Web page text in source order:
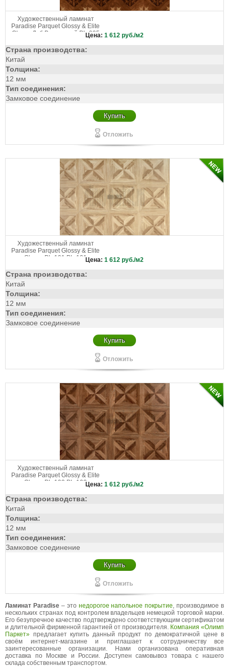
Художественный ламинат
Paradise Parquet Glossy & Elite
Glossy Дуб Ванильный PL-905
Цена: 1 612 руб./м2
Страна производства:
Китай
Толщина:
12 мм
Тип соединения:
Замковое соединение
Купить
Отложить
Художественный ламинат
Paradise Parquet Glossy & Elite
Glossy PL-101 PL-101Цена: 1 612 руб./м2
Страна производства:
Китай
Толщина:
12 мм
Тип соединения:
Замковое соединение
Купить
Отложить
Художественный ламинат
Paradise Parquet Glossy & Elite
Glossy PL-102 PL-102Цена: 1 612 руб./м2
Страна производства:
Китай
Толщина:
12 мм
Тип соединения:
Замковое соединение
Купить
Отложить
Ламинат Paradise– это недорогое напольное покрытие, производимое в
нескольких странах под контролем владельцев немецкой торговой марки.
Его безупречное качество подтверждено соответствующим сертификатом
и длительной фирменной гарантией от производителя. Компания «Олимп
Паркет» предлагает купить данный продукт по демократичной цене в
своём интернет-магазине и приглашает к сотрудничеству все
заинтересованные организации. Нами организована оперативная
доставка по Москве и России. Доступен самовывоз товара с нашего
склада собственным транспортом.